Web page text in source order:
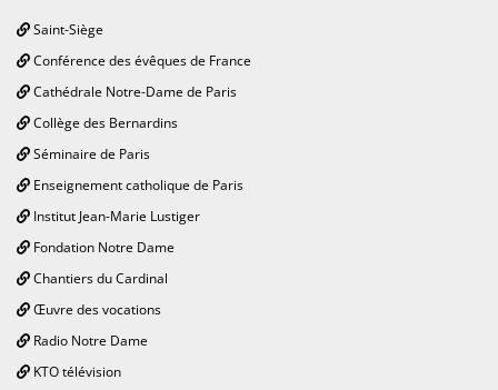
Saint-Siège
Conférence des évêques de France
Cathédrale Notre-Dame de Paris
Collège des Bernardins
Séminaire de Paris
Enseignement catholique de Paris
Institut Jean-Marie Lustiger
Fondation Notre Dame
Chantiers du Cardinal
Œuvre des vocations
Radio Notre Dame
KTO télévision